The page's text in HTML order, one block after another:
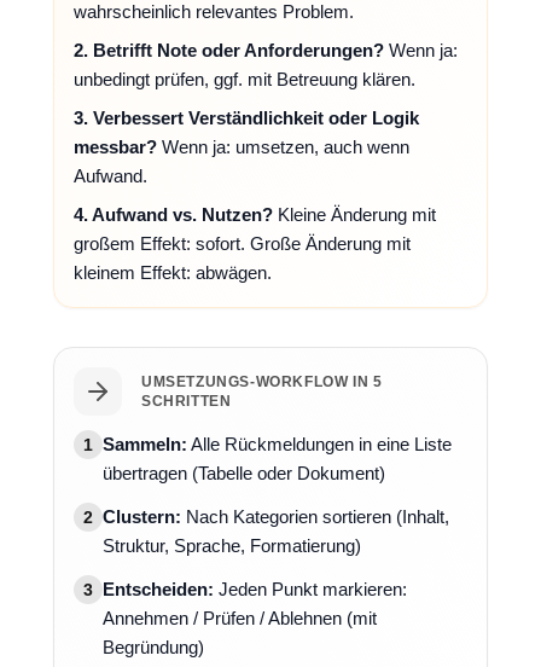
wahrscheinlich relevantes Problem.
2. Betrifft Note oder Anforderungen? Wenn ja:
unbedingt prüfen, ggf. mit Betreuung klären.
3. Verbessert Verständlichkeit oder Logik
messbar? Wenn ja: umsetzen, auch wenn
Aufwand.
4. Aufwand vs. Nutzen? Kleine Änderung mit
großem Effekt: sofort. Große Änderung mit
kleinem Effekt: abwägen.
UMSETZUNGS-WORKFLOW IN 5
SCHRITTEN
1 Sammeln: Alle Rückmeldungen in eine Liste
übertragen (Tabelle oder Dokument)
2 Clustern: Nach Kategorien sortieren (Inhalt,
Struktur, Sprache, Formatierung)
3 Entscheiden: Jeden Punkt markieren:
Annehmen / Prüfen / Ablehnen (mit
Begründung)